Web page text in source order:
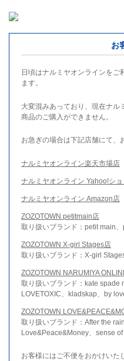
お
日頃はナルミヤオンラインを
ます。
大変混みあっており、現在ナル
商品のご購入ができません。
お急ぎの場合は下記店舗にて、
ナルミヤオンライン楽天市場店
ナルミヤオンライン Yahoo!シ
ナルミヤオンライン Amazon店
ZOZOTOWN petitmain店
取り扱いブランド：petit main
ZOZOTOWN X-girl Stages店
取り扱いブランド：X-girl
ZOZOTOWN NARUMIYA
取り扱いブランド：kate spade
LOVETOXIC、kladskap、by
ZOZOTOWN
取り扱いブランド：After the
Love&Peace&Money、sense
お客様にはご不便をおかけいた